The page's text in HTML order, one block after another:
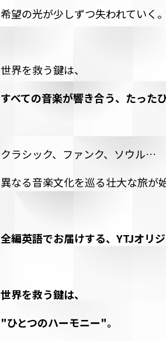
希望の光が少しずつ失われていく――。
世界を救う鍵は、
すべての音楽が響き合う、たった
クラシック、ファンク、ソウル…
異なる音楽文化を巡る壮大な旅が
全編英語でお届けする、YTJオリ
世界を救う鍵は、
"ひとつのハーモニー"。